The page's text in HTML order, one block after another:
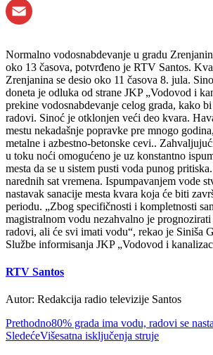
X
Normalno vodosnabdevanje u gradu
oko 13 časova, potvrđeno je RTV Santos.
Zrenjanina se desio oko 11 časova 8. jula.
doneta je odluka od strane JKP „Vodovod i
prekine vodosnabdevanje celog grada, kako
radovi. Sinoć je otklonjen veći deo kvara.
mestu nekadašnje popravke pre mnogo
metalne i azbestno-betonske cevi..
u toku noći omogućeno je uz konstantno
mesta da se u sistem pusti voda punog
narednih sat vremena. Ispumpavanjem vode
nastavak sanacije mesta kvara koja će biti
periodu. „Zbog specifičnosti i kompletnosti
magistralnom vodu nezahvalno je prognozirati
radovi, ali će svi imati vodu“, rekao je Siniša
Službe informisanja JKP „Vodovod i
RTV Santos
Autor: Redakcija radio televizije Santos
Prethodno80% grada ima vodu, radovi se
SledećeVišesatna isključenja struje